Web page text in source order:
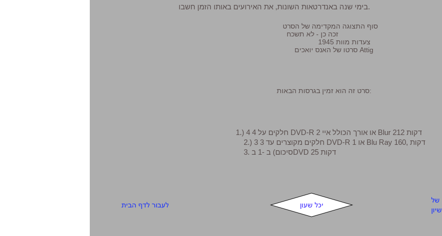
בימי שנה באנדרטאות השונות, את האירועים באותו הזמן חשבו.
סוף התצוגה המקדימה של הסרט
זכה כן - לא תשכח
צעדות מוות 1945
סרטו של האנס יואכים Attig
סרט זה הוא זמין בגרסות הבאות:
1.) 4 חלקים על 4 DVD-R או אורך הכולל איי 2 Blur 212 דקות
2.) 3 חלקים מקוצרים עד 3 DVD-R או 1 Blu Ray 160, דקות
3. סיכום) ב -1 בDVD 25 דקות